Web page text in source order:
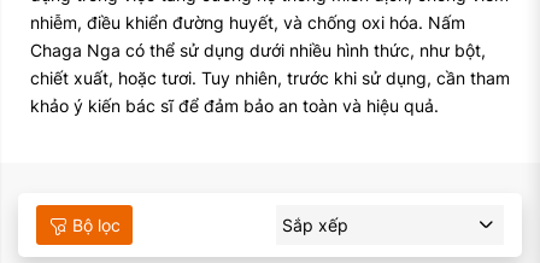
nhiễm, điều khiển đường huyết, và chống oxi hóa. Nấm
Chaga Nga có thể sử dụng dưới nhiều hình thức, như bột,
chiết xuất, hoặc tươi. Tuy nhiên, trước khi sử dụng, cần tham
khảo ý kiến ​​bác sĩ để đảm bảo an toàn và hiệu quả.
Bộ lọc Sắp xếp